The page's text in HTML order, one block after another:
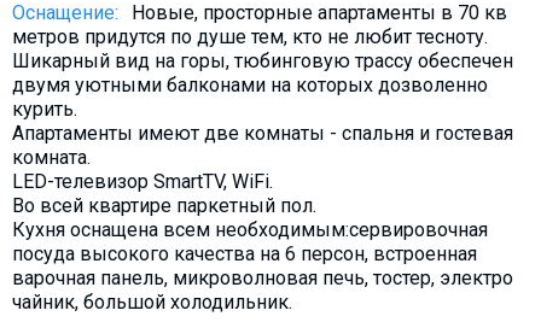
Оснащение:
Новые, просторные апартаменты в 70 кв
метров придутся по душе тем, кто не любит тесноту.
Шикарный вид на горы, тюбинговую трассу обеспечен
двумя уютными балконами на которых дозволенно
курить.
Апартаменты имеют две комнаты - спальня и гостевая
комната.
LED-телевизор SmartTV, WiFi.
Во всей квартире паркетный пол.
Кухня оснащена всем необходимым:сервировочная
посуда высокого качества на 6 персон, встроенная
варочная панель, микроволновая печь, тостер, электро
чайник, большой холодильник.